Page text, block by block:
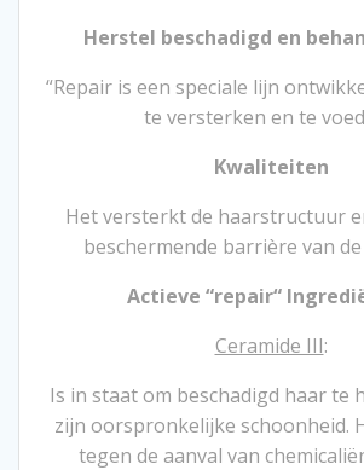
Herstel beschadigd en
“Repair is een speciale lijn
te versterken en te
Kwaliteiten
Het versterkt de haarstructuur
beschermende barrière van
Actieve “repair“
Ceramide III:
Is in staat om beschadigd haar te
zijn oorspronkelijke schoonheid.
tegen de aanval van